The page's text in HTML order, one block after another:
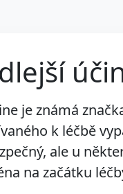
je známá
k léčbě
ale u
na začátku